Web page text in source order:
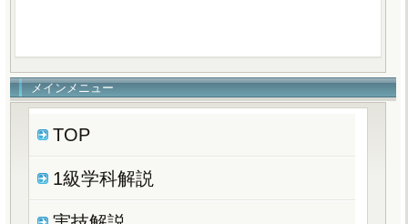
メインメニュー
TOP
1級学科解説